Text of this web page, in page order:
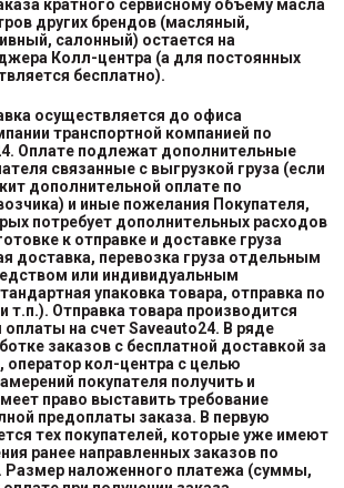
кратного сервисному объему масла
других брендов (масляный,
салонный) остается на
Колл-центра (а для постоянных
бесплатно).
осуществляется до офиса
транспортной компанией по
Оплате подлежат дополнительные
связанные с выгрузкой груза (если
дополнительной оплате по
и иные пожелания Покупателя,
потребует дополнительных расходов
к отправке и доставке груза
доставка, перевозка груза отдельным
или индивидуальным
упаковка товара, отправка по
т.п.). Отправка товара производится
оплаты на счет Saveauto24. В ряде
заказов с бесплатной доставкой за
кол-центра с целью
покупателя получить и
право выставить требование
предоплаты заказа. В первую
тех покупателей, которые уже имеют
ранее направленных заказов по
наложенного платежа (суммы,